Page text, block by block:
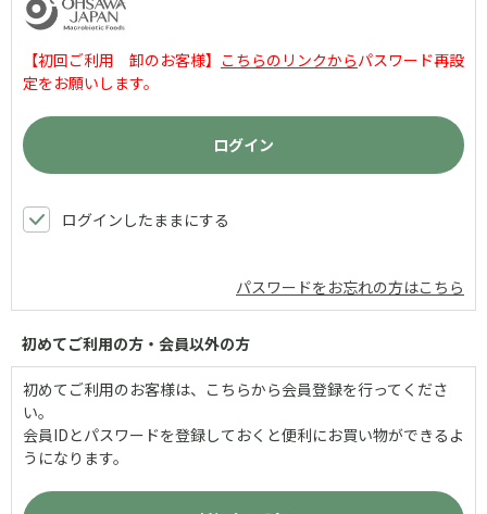
【初回ご利用 卸のお客様】 こちらのリンクからパスワード再設
定をお願いします。
ログインしたままにする
パスワードをお忘れの方はこちら
初めてご利用の方・会員以外の方
初めてご利用のお客様は、こちらから会員登録を行ってくださ
い。
会員IDとパスワードを登録しておくと便利にお買い物ができるよ
うになります。